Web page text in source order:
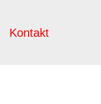
Kontakt